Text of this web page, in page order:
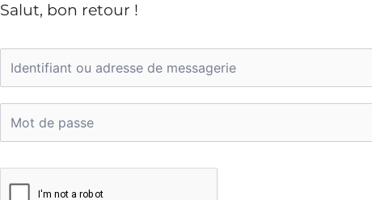
Salut, bon retour !